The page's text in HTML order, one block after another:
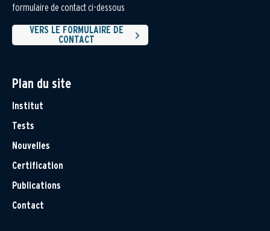
formulaire de contact ci-dessous
VERS LE FORMULAIRE DE
CONTACT
Plan du site
Institut
Tests
Nouvelles
Certification
Publications
Contact